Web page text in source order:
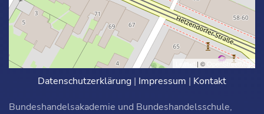
Leaflet | © OpenStreetMap
Datenschutzerklärung | Impressum | Kontakt
Bundeshandelsakademie und Bundeshandelsschule,